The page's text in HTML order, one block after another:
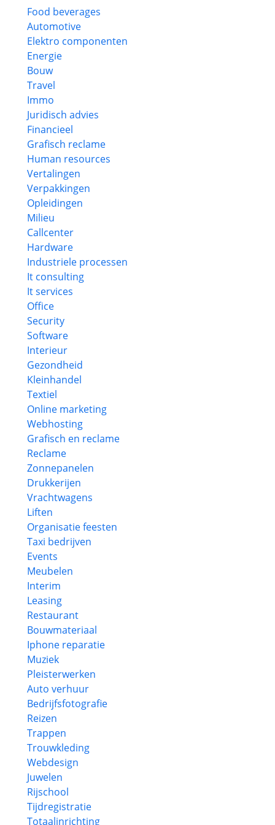
Food beverages
Automotive
Elektro componenten
Energie
Bouw
Travel
Immo
Juridisch advies
Financieel
Grafisch reclame
Human resources
Vertalingen
Verpakkingen
Opleidingen
Milieu
Callcenter
Hardware
Industriele processen
It consulting
It services
Office
Security
Software
Interieur
Gezondheid
Kleinhandel
Textiel
Online marketing
Webhosting
Grafisch en reclame
Reclame
Zonnepanelen
Drukkerijen
Vrachtwagens
Liften
Organisatie feesten
Taxi bedrijven
Events
Meubelen
Interim
Leasing
Restaurant
Bouwmateriaal
Iphone reparatie
Muziek
Pleisterwerken
Auto verhuur
Bedrijfsfotografie
Reizen
Trappen
Trouwkleding
Webdesign
Juwelen
Rijschool
Tijdregistratie
Totaalinrichting